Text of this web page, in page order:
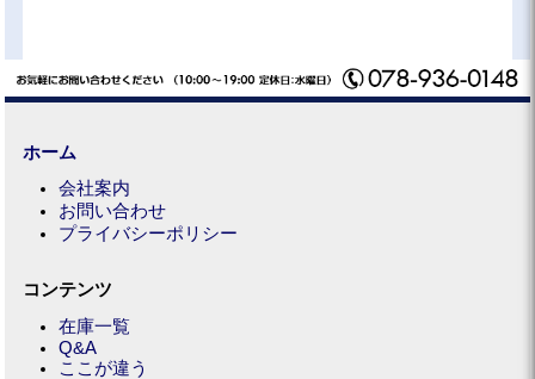
ホーム
会社案内
お問い合わせ
プライバシーポリシー
コンテンツ
在庫一覧
Q&A
ここが違う